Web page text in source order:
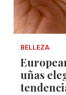
BELLEZA
uñas